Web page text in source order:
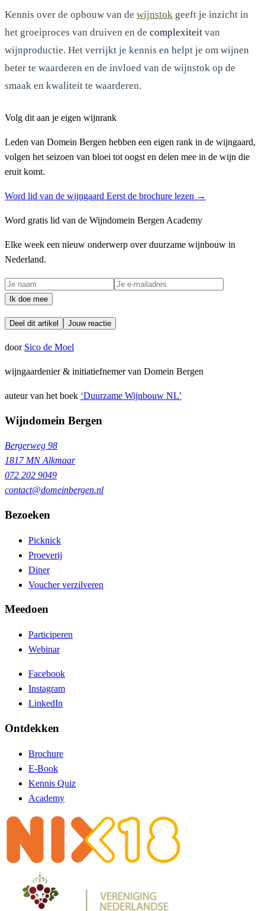
Kennis over de opbouw van de wijnstok geeft je inzicht in
het groeiproces van druiven en de complexiteit van
wijnproductie. Het verrijkt je kennis en helpt je om wijnen
beter te waarderen en de invloed van de wijnstok op de
smaak en kwaliteit te waarderen.
Volg dit aan je eigen wijnrank
Leden van Domein Bergen hebben een eigen rank in de wijngaard,
volgen het seizoen van bloei tot oogst en delen mee in de wijn die
eruit komt.
Word lid van de wijngaard Eerst de brochure lezen →
Word gratis lid van de Wijndomein Bergen Academy
Elke week een nieuw onderwerp over duurzame wijnbouw in
Nederland.
Ik doe mee
Deel dit artikel Jouw reactie
door Sico de Moel
wijngaardenier & initiatiefnemer van Domein Bergen
auteur van het boek ‘Duurzame Wijnbouw NL’
Wijndomein Bergen
Bergerweg 98
1817 MN Alkmaar
072 202 9049
contact@domeinbergen.nl
Bezoeken
Picknick
Proeverij
Diner
Voucher verzilveren
Meedoen
Participeren
Webinar
Facebook
Instagram
LinkedIn
Ontdekken
Brochure
E-Book
Kennis Quiz
Academy